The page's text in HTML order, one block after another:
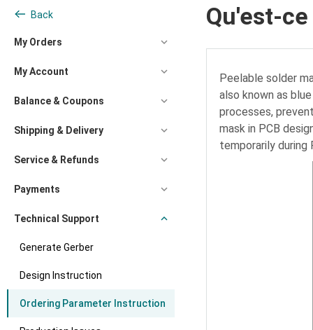
Qu'est-
Peelable solder
also known as
processes,
mask in PCB
temporarily during
Back
My Orders
My Account
Balance & Coupons
Shipping & Delivery
Service & Refunds
Payments
Technical Support
Generate Gerber
Design Instruction
Ordering Parameter Instruction